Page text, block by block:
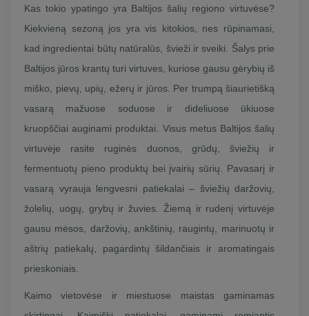
Kas tokio ypatingo yra Baltijos šalių regiono virtuvėse?
Kiekvieną sezoną jos yra vis kitokios, nes rūpinamasi,
kad ingredientai būtų natūralūs, švieži ir sveiki. Šalys prie
Baltijos jūros krantų turi virtuves, kuriose gausu gėrybių iš
miško, pievų, upių, ežerų ir jūros. Per trumpą šiaurietišką
vasarą mažuose soduose ir dideliuose ūkiuose
kruopščiai auginami produktai. Visus metus Baltijos šalių
virtuvėje rasite ruginės duonos, grūdų, šviežių ir
fermentuotų pieno produktų bei įvairių sūrių. Pavasarį ir
vasarą vyrauja lengvesni patiekalai – šviežių daržovių,
žolelių, uogų, grybų ir žuvies. Žiemą ir rudenį virtuvėje
gausu mėsos, daržovių, ankštinių, raugintų, marinuotų ir
aštrių patiekalų, pagardintų šildančiais ir aromatingais
prieskoniais.
Kaimo vietovėse ir miestuose maistas gaminamas